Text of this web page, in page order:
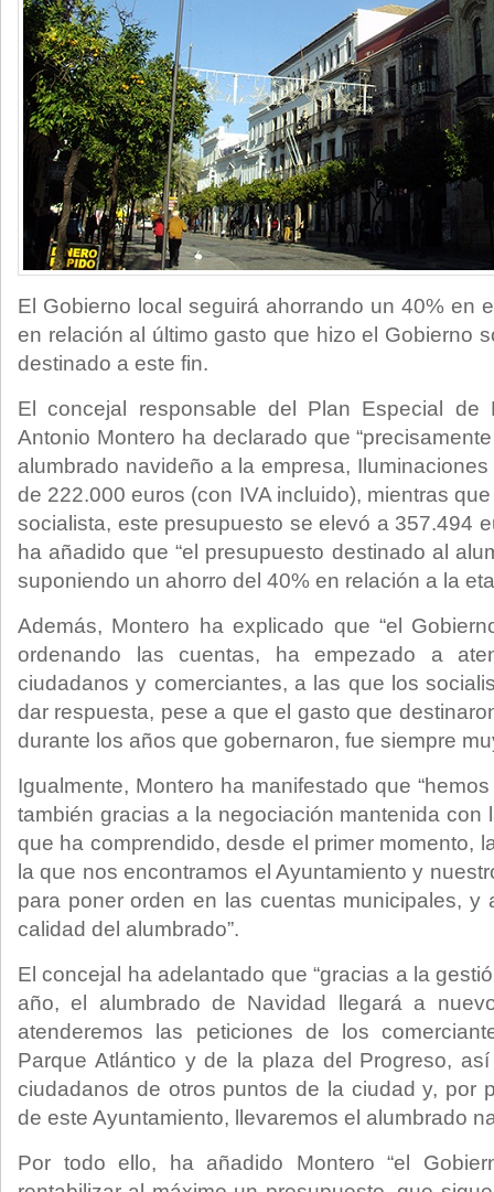
El Gobierno local seguirá ahorrando un 40% en
en relación al último gasto que hizo el Gobierno
destinado a este fin.
El concejal responsable del Plan Especial de
Antonio Montero ha declarado que
alumbrado navideño a la empresa,
de 222.000 euros (con IVA incluido), mientras
socialista, este presupuesto se elevó a 357.494
ha añadido que “el presupuesto destinado al
suponiendo un ahorro del 40% en relación a la
Además, Montero ha explicado que “el
ordenando las cuentas, ha empezado a
ciudadanos y comerciantes, a las que los
dar respuesta, pese a que el gasto que
durante los años que gobernaron, fue siempre
Igualmente, Montero ha manifestado que
también gracias a la negociación mantenida con
que ha comprendido, desde el primer momento,
la que nos encontramos el Ayuntamiento y
para poner orden en las cuentas municipales, y
calidad del alumbrado”.
El concejal ha adelantado que “gracias a la
año, el alumbrado de Navidad llegará a
atenderemos las peticiones de los
Parque Atlántico y de la plaza del Progreso,
ciudadanos de otros puntos de la ciudad y, por
de este Ayuntamiento, llevaremos el alumbrado
Por todo ello, ha añadido Montero “el